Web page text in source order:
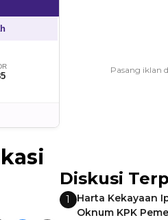
Diskusi
1
Harta Kekayaan
Oknum KPK